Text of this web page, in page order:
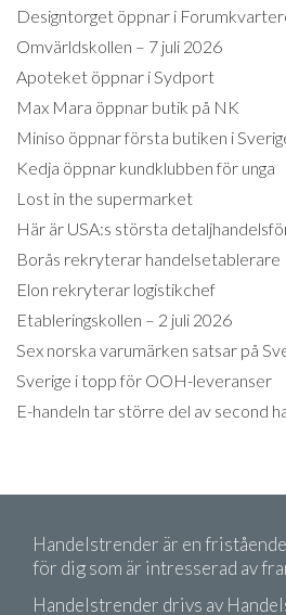
Designtorget öppnar i
Omvärldskollen – 7 juli 2026
Apoteket öppnar i Sydport
Max Mara öppnar butik på NK
Miniso öppnar första butiken i
Kedja öppnar kundklubben för unga
Lost in the supermarket
Här är USA:s största
Borås rekryterar handelsetablerare
Elon rekryterar logistikchef
Etableringskollen – 2 juli 2026
Sex norska varumärken satsar på
Sverige i topp för OOH-leveranser
E-handeln tar större del av second
Handelstrender är en
för dig som är intresserad av
Handelstrender drivs av